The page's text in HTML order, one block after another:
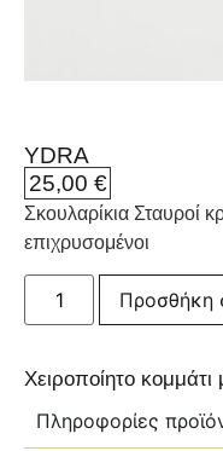
YDRA
25,00 €
Σκουλαρίκια Σταυροί
επιχρυσομένοι
Προσθήκη
Χειροποίητο
Πληροφορίες